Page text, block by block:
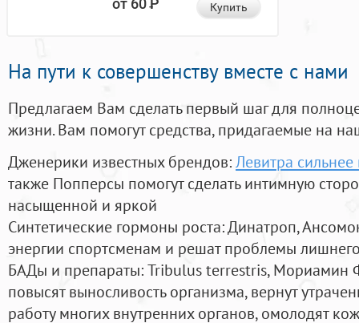
от 60Р Купить
На пути к совершенству вместе с нами
Предлагаем Вам сделать первый шаг для
жизни. Вам помогут средства, придагаемые на
Дженерики известных брендов:Левитра сильнее
также Попперсы помогут сделать интимную
насыщенной и яркой
Синтетические гормоны роста: Динатроп,
энергии спортсменам и решат проблемы
БАДы и препараты:Tribulus terrestris, Мориамин
повысят выносливость организма, вернут
работу многих внутренних органов, омолодят